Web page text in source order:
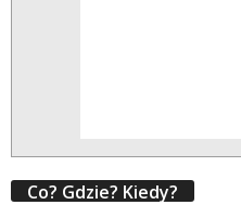
Co? Gdzie? Kiedy?